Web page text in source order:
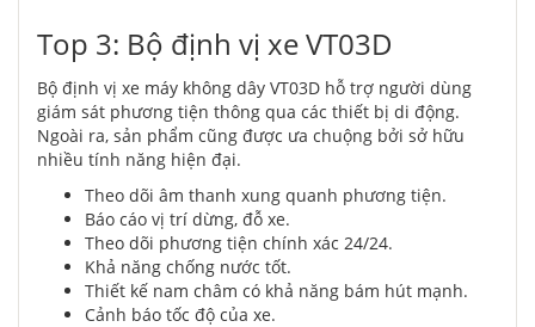
Top 3: Bộ định vị xe VT03D
Bộ định vị xe máy không dây VT03D hỗ trợ người dùng
giám sát phương tiện thông qua các thiết bị di động.
Ngoài ra, sản phẩm cũng được ưa chuộng bởi sở hữu
nhiều tính năng hiện đại.
Theo dõi âm thanh xung quanh phương tiện.
Báo cáo vị trí dừng, đỗ xe.
Theo dõi phương tiện chính xác 24/24.
Khả năng chống nước tốt.
Thiết kế nam châm có khả năng bám hút mạnh.
Cảnh báo tốc độ của xe.